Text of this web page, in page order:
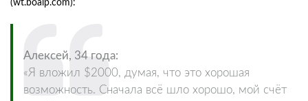
(wt.boalp.com):
Алексей, 34 года:
«Я вложил $2000, думая, что это хорошая
возможность. Сначала всё шло хорошо, мой счёт